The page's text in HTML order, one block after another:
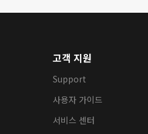
고객 지원
Support
사용자 가이드
서비스 센터